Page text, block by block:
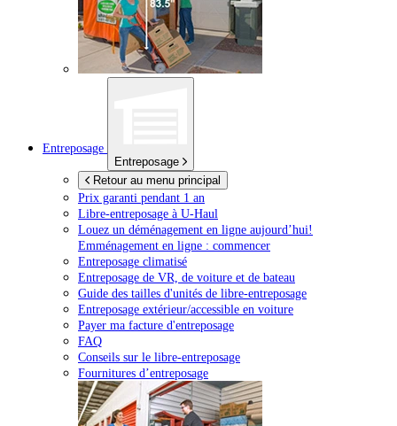
Entreposage
Entreposage
Retour au menu principal
Prix garanti pendant 1 an
Libre-entreposage à U-Haul
Louez un déménagement en ligne aujourd’hui!
Emménagement en ligne : commencer
Entreposage climatisé
Entreposage de VR, de voiture et de bateau
Guide des tailles d'unités de libre-entreposage
Entreposage extérieur/accessible en voiture
Payer ma facture d'entreposage
FAQ
Conseils sur le libre-entreposage
Fournitures d’entreposage